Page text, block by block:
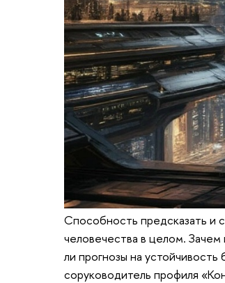
Способность предсказать и
человечества в целом.
ли прогнозы на
соруководитель профиля